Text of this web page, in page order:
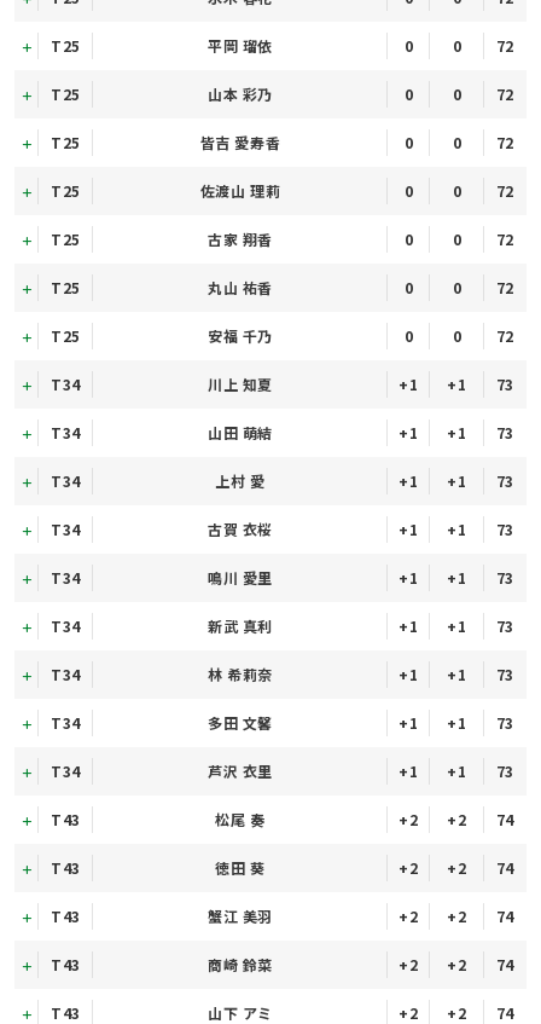
T25 平岡 瑠依 0 0 72
T25 山本 彩乃 0 0 72
T25 皆吉 愛寿香 0 0 72
T25 佐渡山 理莉 0 0 72
T25 古家 翔香 0 0 72
T25 丸山 祐香 0 0 72
T25 安福 千乃 0 0 72
T34 川上 知夏 +1 +1 73
T34 山田 萌結 +1 +1 73
T34 上村 愛 +1 +1 73
T34 古賀 衣桜 +1 +1 73
T34 鳴川 愛里 +1 +1 73
T34 新武 真利 +1 +1 73
T34 林 希莉奈 +1 +1 73
T34 多田 文馨 +1 +1 73
T34 芦沢 衣里 +1 +1 73
T43 松尾 奏 +2 +2 74
T43 徳田 葵 +2 +2 74
T43 蟹江 美羽 +2 +2 74
T43 商崎 鈴菜 +2 +2 74
T43 山下 アミ +2 +2 74